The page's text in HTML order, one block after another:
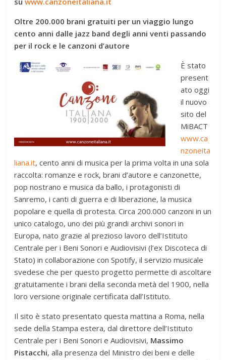
Oltre 200.000 brani gratuiti per un viaggio lungo
cento anni dalle jazz band degli anni venti passando
per il rock e le canzoni d’autore
È stato
present
ato oggi
il nuovo
sito del
MiBACT
www.ca
nzoneita
liana.it, cento anni di musica per la prima volta in una sola
raccolta: romanze e rock, brani d’autore e canzonette,
pop nostrano e musica da ballo, i protagonisti di
Sanremo, i canti di guerra e di liberazione, la musica
popolare e quella di protesta. Circa 200.000 canzoni in un
unico catalogo, uno dei più grandi archivi sonori in
Europa, nato grazie al prezioso lavoro dell’Istituto
Centrale per i Beni Sonori e Audiovisivi (l’ex Discoteca di
Stato) in collaborazione con Spotify, il servizio musicale
svedese che per questo progetto permette di ascoltare
gratuitamente i brani della seconda metà del 1900, nella
loro versione originale certificata dall’Istituto.
Il sito è stato presentato questa mattina a Roma, nella
sede della Stampa estera, dal direttore dell’Istituto
Centrale per i Beni Sonori e Audiovisivi, Massimo
Pistacchi, alla presenza del Ministro dei beni e delle